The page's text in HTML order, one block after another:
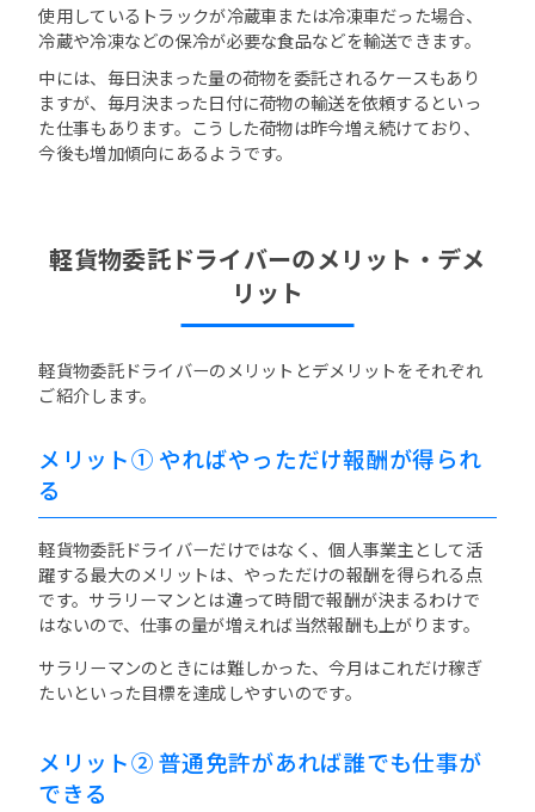
使用しているトラックが冷蔵車または冷凍車だった場合、
冷蔵や冷凍などの保冷が必要な食品などを輸送できます。
中には、毎日決まった量の荷物を委託されるケースもあり
ますが、毎月決まった日付に荷物の輸送を依頼するといっ
た仕事もあります。こうした荷物は昨今増え続けており、
今後も増加傾向にあるようです。
軽貨物委託ドライバーのメリット・デメ
リット
軽貨物委託ドライバーのメリットとデメリットをそれぞれ
ご紹介します。
メリット① やればやっただけ報酬が得られ
る
軽貨物委託ドライバーだけではなく、個人事業主として活
躍する最大のメリットは、やっただけの報酬を得られる点
です。サラリーマンとは違って時間で報酬が決まるわけで
はないので、仕事の量が増えれば当然報酬も上がります。
サラリーマンのときには難しかった、今月はこれだけ稼ぎ
たいといった目標を達成しやすいのです。
メリット② 普通免許があれば誰でも仕事が
できる